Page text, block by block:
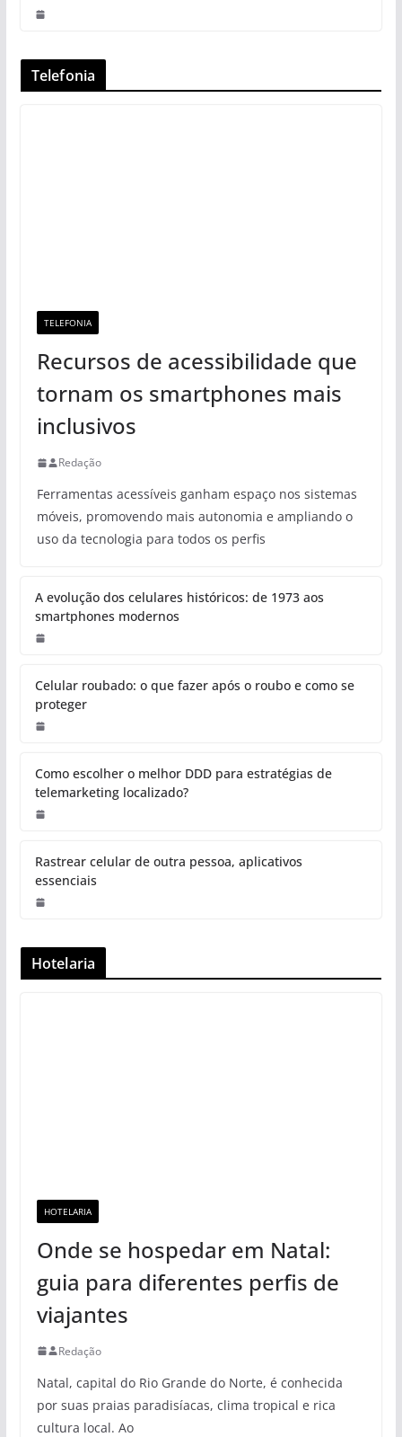
Telefonia
TELEFONIA
Recursos de acessibilidade que
tornam os smartphones mais
inclusivos
Redação
Ferramentas acessíveis ganham espaço nos sistemas
móveis, promovendo mais autonomia e ampliando o
uso da tecnologia para todos os perfis
A evolução dos celulares históricos: de 1973 aos
smartphones modernos
Celular roubado: o que fazer após o roubo e como se
proteger
Como escolher o melhor DDD para estratégias de
telemarketing localizado?
Rastrear celular de outra pessoa, aplicativos
essenciais
Hotelaria
HOTELARIA
Onde se hospedar em Natal:
guia para diferentes perfis de
viajantes
Redação
Natal, capital do Rio Grande do Norte, é conhecida
por suas praias paradisíacas, clima tropical e rica
cultura local. Ao